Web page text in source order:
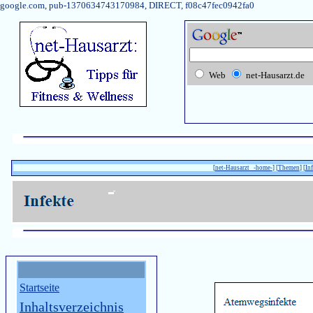
google.com, pub-1370634743170984, DIRECT, f08c47fec0942fa0
Web net-Hausarzt.de
[net-Hausarzt -home-] [Themen] [
Startseite
Inhaltsverzeichnis